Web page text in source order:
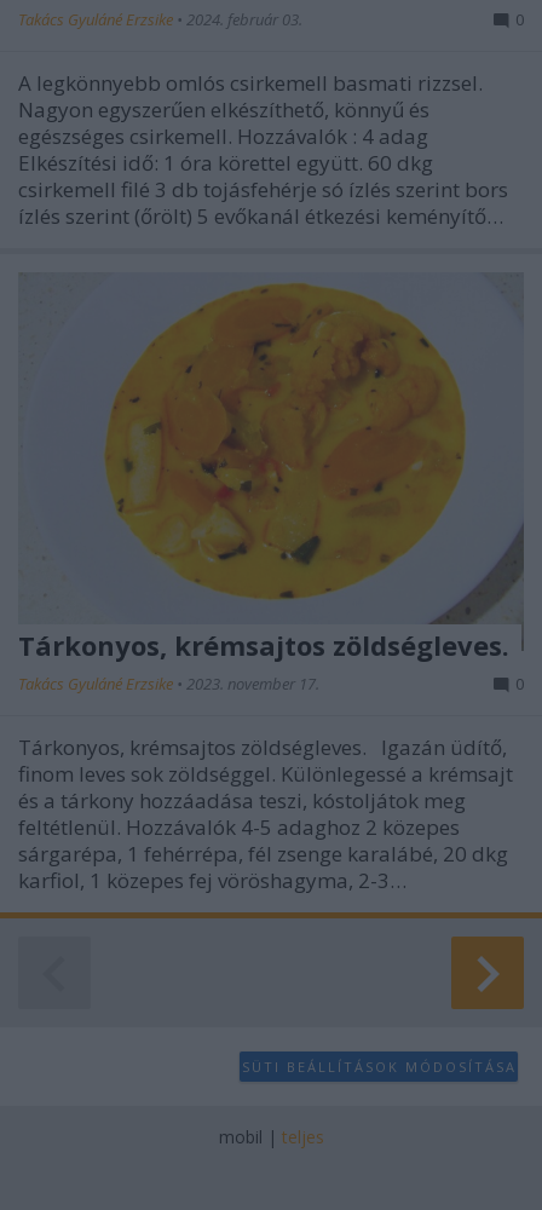
Takács Gyuláné Erzsike • 2024. február 03. 0
A legkönnyebb omlós csirkemell basmati rizzsel.
Nagyon egyszerűen elkészíthető, könnyű és
egészséges csirkemell. Hozzávalók : 4 adag
Elkészítési idő: 1 óra körettel együtt. 60 dkg
csirkemell filé 3 db tojásfehérje só ízlés szerint bors
ízlés szerint (őrölt) 5 evőkanál étkezési keményítő…
Tárkonyos, krémsajtos zöldségleves.
Takács Gyuláné Erzsike • 2023. november 17. 0
Tárkonyos, krémsajtos zöldségleves. Igazán üdítő,
finom leves sok zöldséggel. Különlegessé a krémsajt
és a tárkony hozzáadása teszi, kóstoljátok meg
feltétlenül. Hozzávalók 4-5 adaghoz 2 közepes
sárgarépa, 1 fehérrépa, fél zsenge karalábé, 20 dkg
karfiol, 1 közepes fej vöröshagyma, 2-3…
SÜTI BEÁLLÍTÁSOK MÓDOSÍTÁSA
mobil | teljes